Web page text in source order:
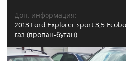
Доп. информация:
2013 Ford Explorer sport 3,5
газ (пропан-бутан)